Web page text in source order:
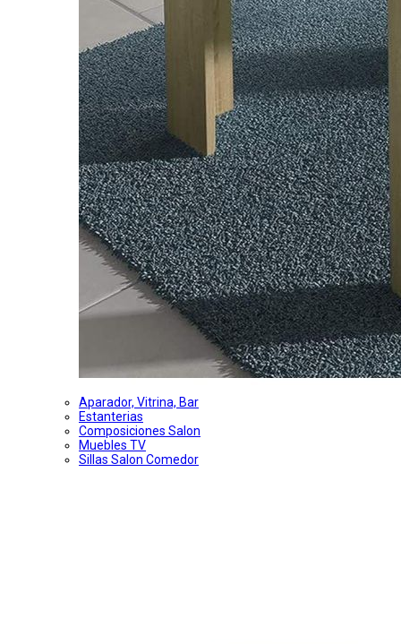
Aparador, Vitrina, Bar
Estanterias
Composiciones Salon
Muebles TV
Sillas Salon Comedor